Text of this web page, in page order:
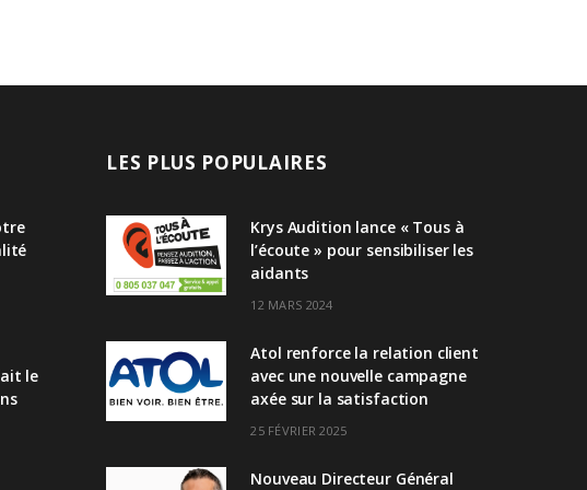
le
LES PLUS POPULAIRES
Krys Audition lance « Tous à
l’écoute » pour sensibiliser les
aidants
12 MARS 2024
Atol renforce la relation client
avec une nouvelle campagne
axée sur la satisfaction
25 FÉVRIER 2025
Nouveau Directeur Général